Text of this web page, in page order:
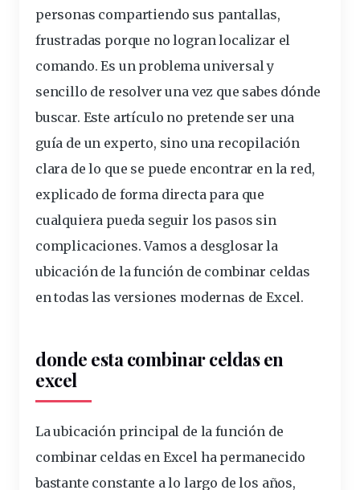
personas compartiendo sus pantallas,
frustradas porque no logran localizar el
comando. Es un problema universal y
sencillo de resolver una vez que sabes dónde
buscar. Este artículo no pretende ser una
guía de un experto, sino una recopilación
clara de lo que se puede encontrar en la red,
explicado de forma directa para que
cualquiera pueda seguir los pasos sin
complicaciones. Vamos a desglosar la
ubicación de lafunción de combinar celdas
en todas las versiones modernas de Excel.
donde esta combinar celdas en
excel
La ubicación principal de la función de
combinar celdas en Excel ha permanecido
bastante constante a lo largo de los años,